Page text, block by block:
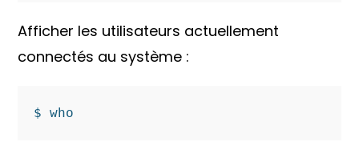
Afficher les utilisateurs actuellement
connectés au système :